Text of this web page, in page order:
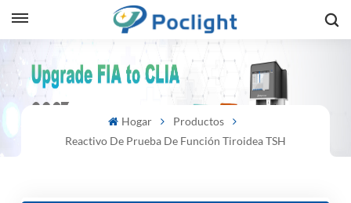
Hogar
Productos
Reactivo De Prueba De Función Tiroidea TSH